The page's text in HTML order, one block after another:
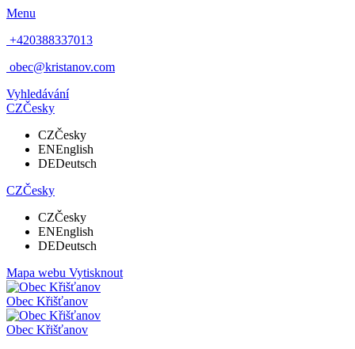
Menu
+420388337013
obec@kristanov.com
Vyhledávání
CZČesky
CZČesky
ENEnglish
DEDeutsch
CZČesky
CZČesky
ENEnglish
DEDeutsch
Mapa webu Vytisknout
Obec Křišťanov
Obec Křišťanov